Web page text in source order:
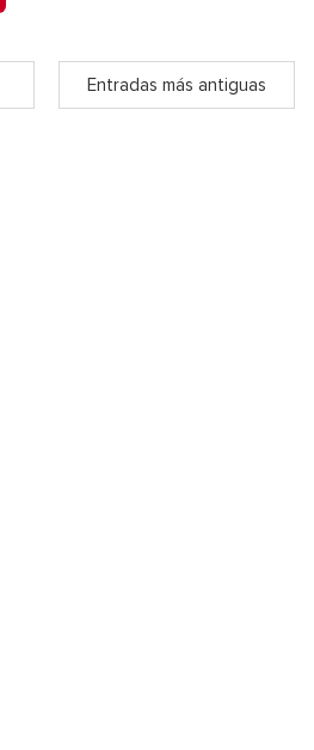
Entradas más antiguas